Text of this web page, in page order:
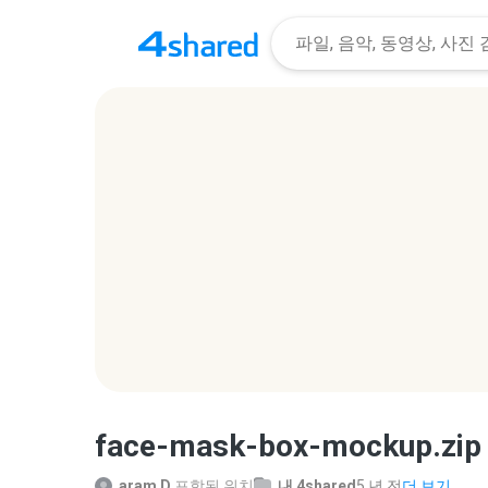
face-mask-box-mockup.zip